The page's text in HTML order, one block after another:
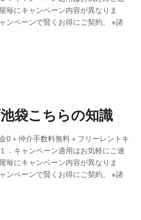
毎にキャンペーン内容が異なりま
ンペーンで賢くお得にご契約。 ※諸
袋こちらの知識
0＋仲介手数料無料＋フリーレントキ
．キャンペーン適用はお気軽にご連
毎にキャンペーン内容が異なりま
ンペーンで賢くお得にご契約。 ※諸